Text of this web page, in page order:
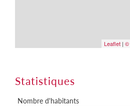
Leaflet | ©
Statistiques
Nombre d'habitants